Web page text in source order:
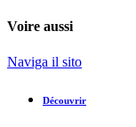
Voire aussi
Naviga il sito
Découvrir